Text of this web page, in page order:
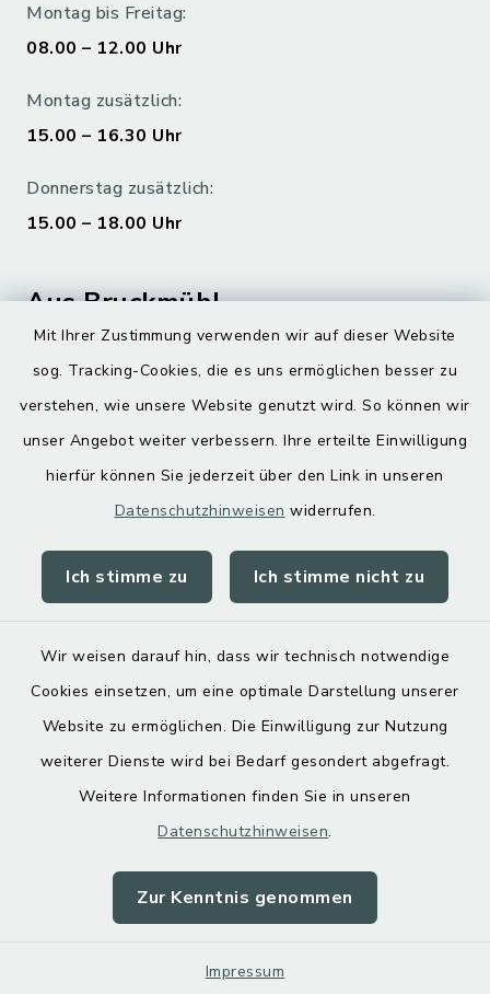
Mit Ihrer Zustimmung verwenden wir auf dieser Website
sog. Tracking-Cookies, die es uns ermöglichen besser zu
verstehen, wie unsere Website genutzt wird. So können wir
unser Angebot weiter verbessern. Ihre erteilte Einwilligung
hierfür können Sie jederzeit über den Link in unseren
Datenschutzhinweisen widerrufen.
Ich stimme zu Ich stimme nicht zu
Wir weisen darauf hin, dass wir technisch notwendige
Cookies einsetzen, um eine optimale Darstellung unserer
Website zu ermöglichen. Die Einwilligung zur Nutzung
weiterer Dienste wird bei Bedarf gesondert abgefragt.
Weitere Informationen finden Sie in unseren
Datenschutzhinweisen.
Zur Kenntnis genommen
Impressum
Montag bis Freitag:
08.00 – 12.00 Uhr
Montag zusätzlich:
15.00 – 16.30 Uhr
Donnerstag zusätzlich:
15.00 – 18.00 Uhr
Aus Bruckmühl
Digitaler Ortsplan
Kontakt
Datenschutz
Impressum
Sitemap
Cookie-Einstellungen